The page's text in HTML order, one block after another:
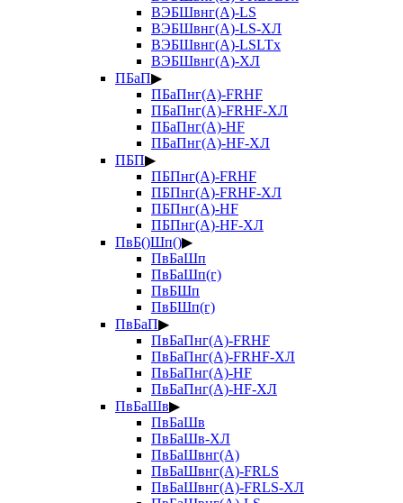
ВЭБШвнг(А)-LS
ВЭБШвнг(А)-LS-ХЛ
ВЭБШвнг(А)-LSLTx
ВЭБШвнг(А)-ХЛ
ПБаП▶
ПБаПнг(А)-FRHF
ПБаПнг(А)-FRHF-ХЛ
ПБаПнг(А)-HF
ПБаПнг(А)-HF-ХЛ
ПБП▶
ПБПнг(А)-FRHF
ПБПнг(А)-FRHF-ХЛ
ПБПнг(А)-HF
ПБПнг(А)-HF-ХЛ
ПвБ()Шп()▶
ПвБаШп
ПвБаШп(г)
ПвБШп
ПвБШп(г)
ПвБаП▶
ПвБаПнг(А)-FRHF
ПвБаПнг(А)-FRHF-ХЛ
ПвБаПнг(А)-HF
ПвБаПнг(А)-HF-ХЛ
ПвБаШв▶
ПвБаШв
ПвБаШв-ХЛ
ПвБаШвнг(А)
ПвБаШвнг(А)-FRLS
ПвБаШвнг(А)-FRLS-ХЛ